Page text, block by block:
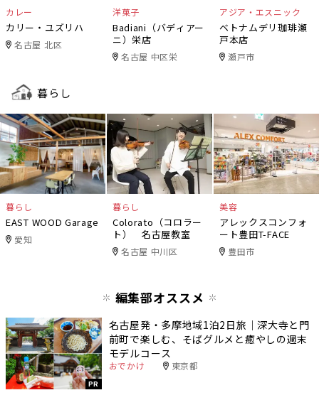
カレー
カリー・ユズリハ
名古屋 北区
洋菓子
Badiani（バディアー
ニ）栄店
名古屋 中区栄
アジア・エスニック
ベトナムデリ珈琲瀬
戸本店
瀬戸市
暮らし
暮らし
EAST WOOD Garage
愛知
暮らし
Colorato（コロラー
ト） 名古屋教室
名古屋 中川区
美容
アレックスコンフォ
ート豊田T-FACE
豊田市
編集部オススメ
PR
名古屋発・多摩地域1泊2日旅｜深大寺と門
前町で楽しむ、そばグルメと癒やしの週末
モデルコース
おでかけ 東京都